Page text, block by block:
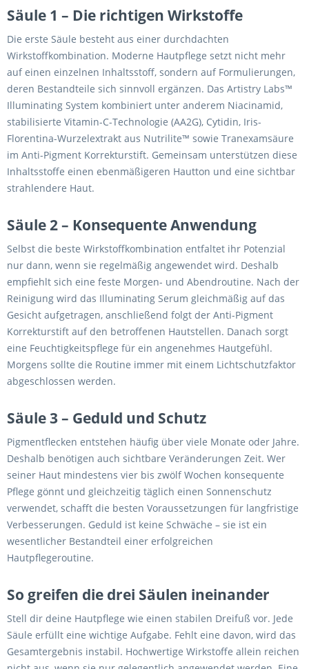
Säule 1 – Die richtigen Wirkstoffe
Die erste Säule besteht aus einer durchdachten
Wirkstoffkombination. Moderne Hautpflege setzt nicht mehr
auf einen einzelnen Inhaltsstoff, sondern auf Formulierungen,
deren Bestandteile sich sinnvoll ergänzen. Das Artistry Labs™
Illuminating System kombiniert unter anderem Niacinamid,
stabilisierte Vitamin-C-Technologie (AA2G), Cytidin, Iris-
Florentina-Wurzelextrakt aus Nutrilite™ sowie Tranexamsäure
im Anti-Pigment Korrekturstift. Gemeinsam unterstützen diese
Inhaltsstoffe einen ebenmäßigeren Hautton und eine sichtbar
strahlendere Haut.
Säule 2 – Konsequente Anwendung
Selbst die beste Wirkstoffkombination entfaltet ihr Potenzial
nur dann, wenn sie regelmäßig angewendet wird. Deshalb
empfiehlt sich eine feste Morgen- und Abendroutine. Nach der
Reinigung wird das Illuminating Serum gleichmäßig auf das
Gesicht aufgetragen, anschließend folgt der Anti-Pigment
Korrekturstift auf den betroffenen Hautstellen. Danach sorgt
eine Feuchtigkeitspflege für ein angenehmes Hautgefühl.
Morgens sollte die Routine immer mit einem Lichtschutzfaktor
abgeschlossen werden.
Säule 3 – Geduld und Schutz
Pigmentflecken entstehen häufig über viele Monate oder Jahre.
Deshalb benötigen auch sichtbare Veränderungen Zeit. Wer
seiner Haut mindestens vier bis zwölf Wochen konsequente
Pflege gönnt und gleichzeitig täglich einen Sonnenschutz
verwendet, schafft die besten Voraussetzungen für langfristige
Verbesserungen. Geduld ist keine Schwäche – sie ist ein
wesentlicher Bestandteil einer erfolgreichen
Hautpflegeroutine.
So greifen die drei Säulen ineinander
Stell dir deine Hautpflege wie einen stabilen Dreifuß vor. Jede
Säule erfüllt eine wichtige Aufgabe. Fehlt eine davon, wird das
Gesamtergebnis instabil. Hochwertige Wirkstoffe allein reichen